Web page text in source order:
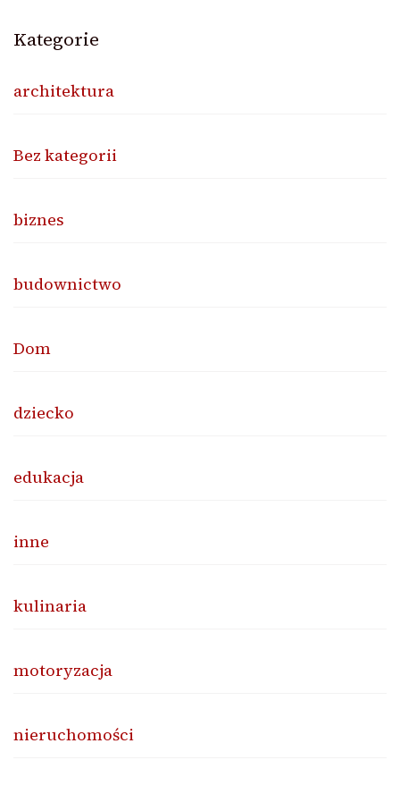
Kategorie
architektura
Bez kategorii
biznes
budownictwo
Dom
dziecko
edukacja
inne
kulinaria
motoryzacja
nieruchomości